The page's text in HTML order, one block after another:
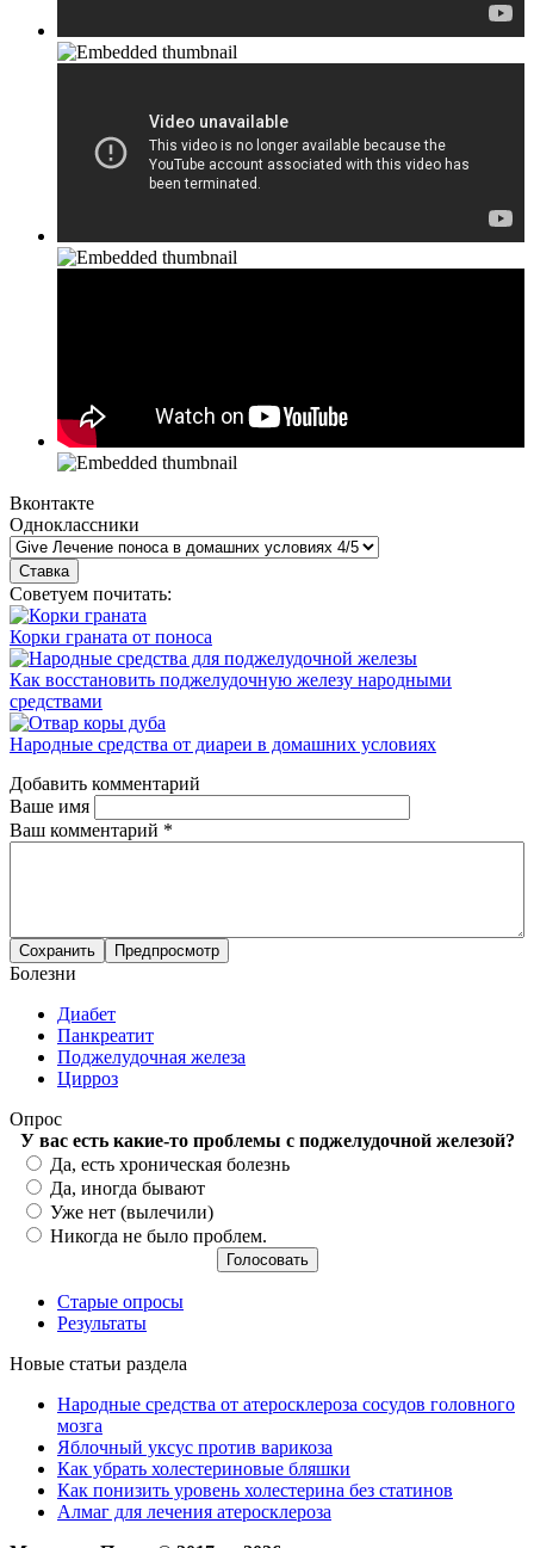
Вконтакте
Одноклассники
Советуем почитать:
Корки граната от поноса
Как восстановить поджелудочную железу народными
средствами
Народные средства от диареи в домашних условиях
Добавить комментарий
Ваше имя
Ваш комментарий *
Болезни
Диабет
Панкреатит
Поджелудочная железа
Цирроз
Опрос
У вас есть какие-то проблемы с поджелудочной железой?
Варианты
Да, есть хроническая болезнь
Да, иногда бывают
Уже нет (вылечили)
Никогда не было проблем.
Старые опросы
Результаты
Новые статьи раздела
Народные средства от атеросклероза сосудов головного
мозга
Яблочный уксус против варикоза
Как убрать холестериновые бляшки
Как понизить уровень холестерина без статинов
Алмаг для лечения атеросклероза